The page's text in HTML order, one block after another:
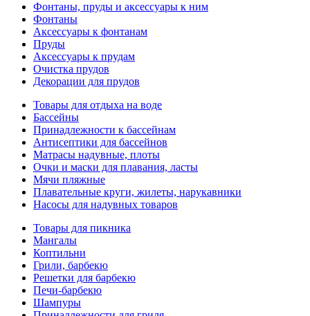
Фонтаны, пруды и аксессуары к ним
Фонтаны
Аксессуары к фонтанам
Пруды
Аксессуары к прудам
Очистка прудов
Декорации для прудов
Товары для отдыха на воде
Бассейны
Принадлежности к бассейнам
Антисептики для бассейнов
Матраcы надувные, плоты
Очки и маски для плавания, ласты
Мячи пляжные
Плавательные круги, жилеты, нарукавники
Насосы для надувных товаров
Товары для пикника
Мангалы
Коптильни
Грили, барбекю
Решетки для барбекю
Печи-барбекю
Шампуры